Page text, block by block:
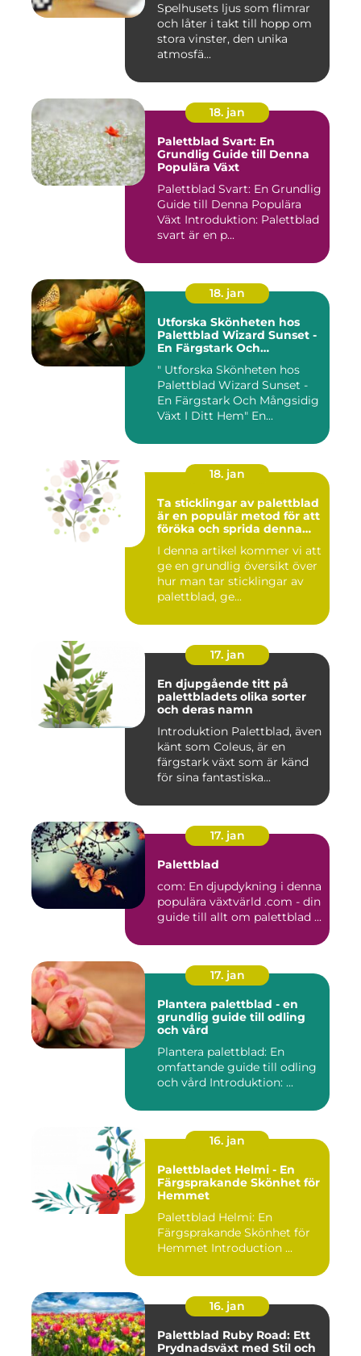
Spelhusets ljus som flimrar
och låter i takt till hopp om
stora vinster, den unika
atmosfä...
18. jan
Palettblad Svart: En
Grundlig Guide till Denna
Populära Växt
Palettblad Svart: En Grundlig
Guide till Denna Populära
Växt Introduktion: Palettblad
svart är en p...
18. jan
Utforska Skönheten hos
Palettblad Wizard Sunset -
En Färgstark Och
" Utforska Skönheten hos
Palettblad Wizard Sunset -
En Färgstark Och Mångsidig
Växt I Ditt Hem" En...
18. jan
Ta sticklingar av palettblad
är en populär metod för att
föröka och sprida denna
I denna artikel kommer vi att
ge en grundlig översikt över
hur man tar sticklingar av
palettblad, ge...
17. jan
En djupgående titt på
palettbladets olika sorter
och deras namn
Introduktion Palettblad, även
känt som Coleus, är en
färgstark växt som är känd
för sina fantastiska...
17. jan
Palettblad
com: En djupdykning i denna
populära växtvärld .com - din
guide till allt om palettblad ...
17. jan
Plantera palettblad - en
grundlig guide till odling
och vård
Plantera palettblad: En
omfattande guide till odling
och vård Introduktion: ...
16. jan
Palettbladet Helmi - En
Färgsprakande Skönhet för
Hemmet
Palettblad Helmi: En
Färgsprakande Skönhet för
Hemmet Introduction ...
16. jan
Palettblad Ruby Road: Ett
Prydnadsväxt med Stil och